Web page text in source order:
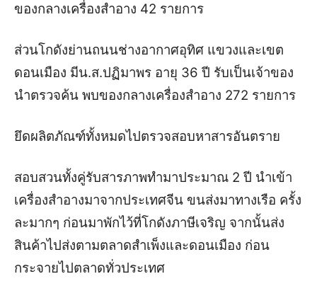
ของกลางเครื่องสำอาง 42 รายการ
ส่วนโกดังย่านถนนช่างอากาศอุทิศ แขวงและเขต
ดอนเมือง มีน.ส.ปฏิมาพร อายุ 36 ปี รับเป็นเจ้าของ
นำตรวจค้น พบของกลางเครื่องสำอาง 272 รายการ
ยึดผลิตภัณฑ์ทั้งหมดไปตรวจสอบหาสารอันตราย
สอบสวนทั้งคู่รับสารภาพทำมาประมาณ 2 ปี นำเข้า
เครื่องสำอางมาจากประเทศจีน ขนส่งมาทางเรือ ครั้ง
ละมากๆ ก่อนมาพักไว้ที่โกดังภาษีเจริญ จากนั้นส่ง
สินค้าไปส่งตามตลาดสำเพ็งและดอนเมือง ก่อน
กระจายไปตลาดทั่วประเทศ